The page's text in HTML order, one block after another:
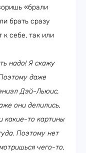
«брали
брать сразу
к себе, так или
надо! Я скажу
даже
Дэй-Льюис,
они делились,
какие-то картины
Поэтому нет
чего-то,